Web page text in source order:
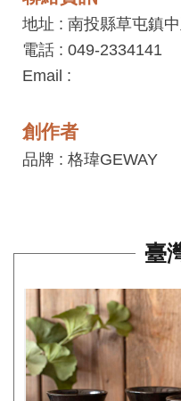
平
台
服
款
牌
規
範
地址 : 南投縣草屯鎮
電話 : 049-2334141
Email :
創作者
品牌 : 格瑋GEWAY
臺